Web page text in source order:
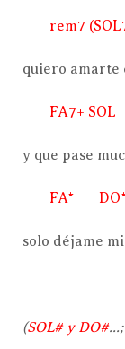
rem7
quiero amarte
FA7+
y que pase
FA*
solo déjame
(SOL# y DO#